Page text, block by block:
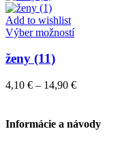
môžete
vybrať
na
through
7,00 €
Add to wishlist
Výber možnostíTento
variantov.
môžete
vybrať
ženy (11)
4,10 € – 14,90 €Price
through
14,90 €
Informácie a návody